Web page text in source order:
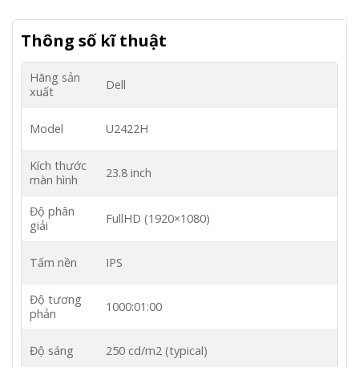
Thông số kĩ thuật
Hãng sản
xuất
Dell
Model U2422H
Kích thước
màn hình
23.8 inch
Độ phân
giải
FullHD (1920×1080)
Tấm nền IPS
Độ tương
phản
1000:01:00
Độ sáng 250 cd/m2 (typical)